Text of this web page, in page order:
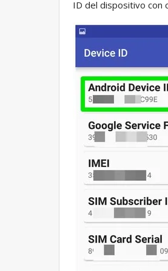
ID del dispositivo con